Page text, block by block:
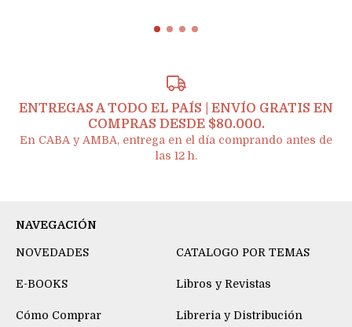
ENTREGAS A TODO EL PAÍS | ENVÍO GRATIS EN
COMPRAS DESDE $80.000.
En CABA y AMBA, entrega en el día comprando antes de
las 12 h.
NAVEGACIÓN
NOVEDADES CATALOGO POR TEMAS
E-BOOKS Libros y Revistas
Cómo Comprar Libreria y Distribución